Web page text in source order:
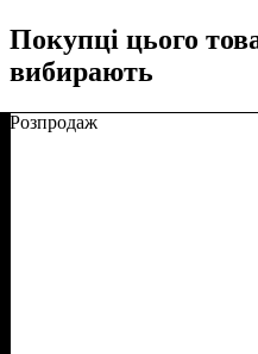
Покупці цього
вибирають
Розпродаж